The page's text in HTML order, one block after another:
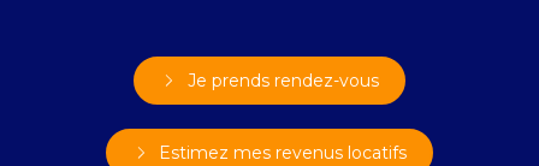
Je prends rendez-vous
Estimez mes revenus locatifs